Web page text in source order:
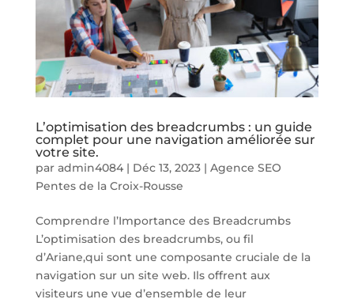
L’optimisation des breadcrumbs : un guide
complet pour une navigation améliorée sur
votre site.
par admin4084| Déc 13, 2023| Agence SEO
Pentes de la Croix-Rousse
Comprendre l’Importance des Breadcrumbs
L’optimisation des breadcrumbs, ou fil
d’Ariane,qui sont une composante cruciale de la
navigation sur un site web. Ils offrent aux
visiteurs une vue d’ensemble de leur